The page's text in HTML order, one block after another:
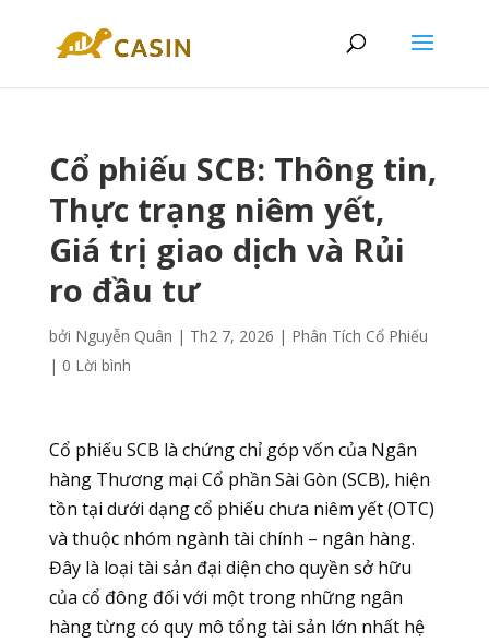
Cổ phiếu SCB: Thông tin,
Thực trạng niêm yết,
Giá trị giao dịch và Rủi
ro đầu tư
bởi Nguyễn Quân | Th2 7, 2026 | Phân Tích Cổ Phiếu
| 0 Lời bình
Cổ phiếu SCB là chứng chỉ góp vốn của Ngân
hàng Thương mại Cổ phần Sài Gòn (SCB), hiện
tồn tại dưới dạng cổ phiếu chưa niêm yết (OTC)
và thuộc nhóm ngành tài chính – ngân hàng.
Đây là loại tài sản đại diện cho quyền sở hữu
của cổ đông đối với một trong những ngân
hàng từng có quy mô tổng tài sản lớn nhất hệ